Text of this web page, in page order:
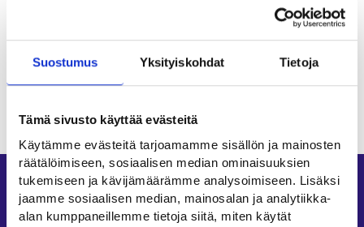
Suostumus Yksityiskohdat Tietoja
Tämä sivusto käyttää evästeitä
Käytämme evästeitä tarjoamamme sisällön ja mainosten
räätälöimiseen, sosiaalisen median ominaisuuksien
tukemiseen ja kävijämäärämme analysoimiseen. Lisäksi
jaamme sosiaalisen median, mainosalan ja analytiikka-
alan kumppaneillemme tietoja siitä, miten käytät
Oikopolut
Asiointi